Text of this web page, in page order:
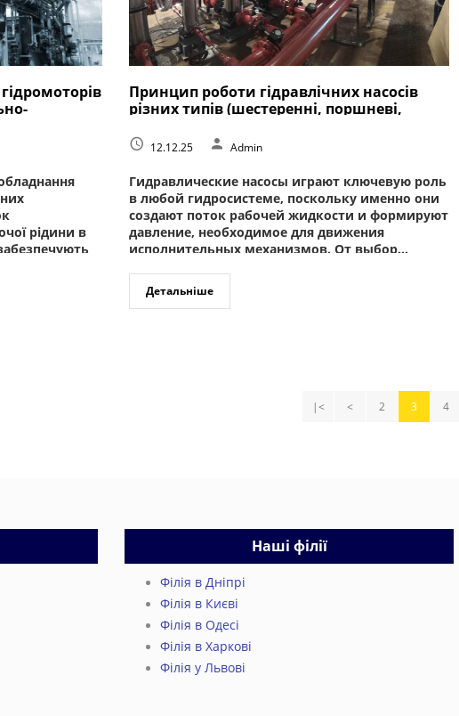
рідини в
Принцип роботи гідравлічних насосів
різних типів (шестеренні, поршневі,
12.12.25 Admin
Гидравлические насосы играют ключевую роль
в любой гидросистеме, поскольку именно они
создают поток рабочей жидкости и формируют
давление, необходимое для движения
исполнительных механизмов. От выбор...
Детальніше
|< < 2 3 4
Наші філії
Філія в Дніпрі
Філія в Києві
Філія в Одесі
Філія в Харкові
Філія у Львові